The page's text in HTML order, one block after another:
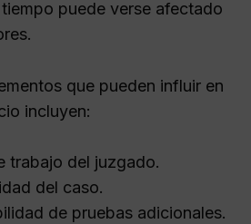
puede verse afectado
que pueden influir en
incluyen:
trabajo del juzgado.
del caso.
de pruebas adicionales.